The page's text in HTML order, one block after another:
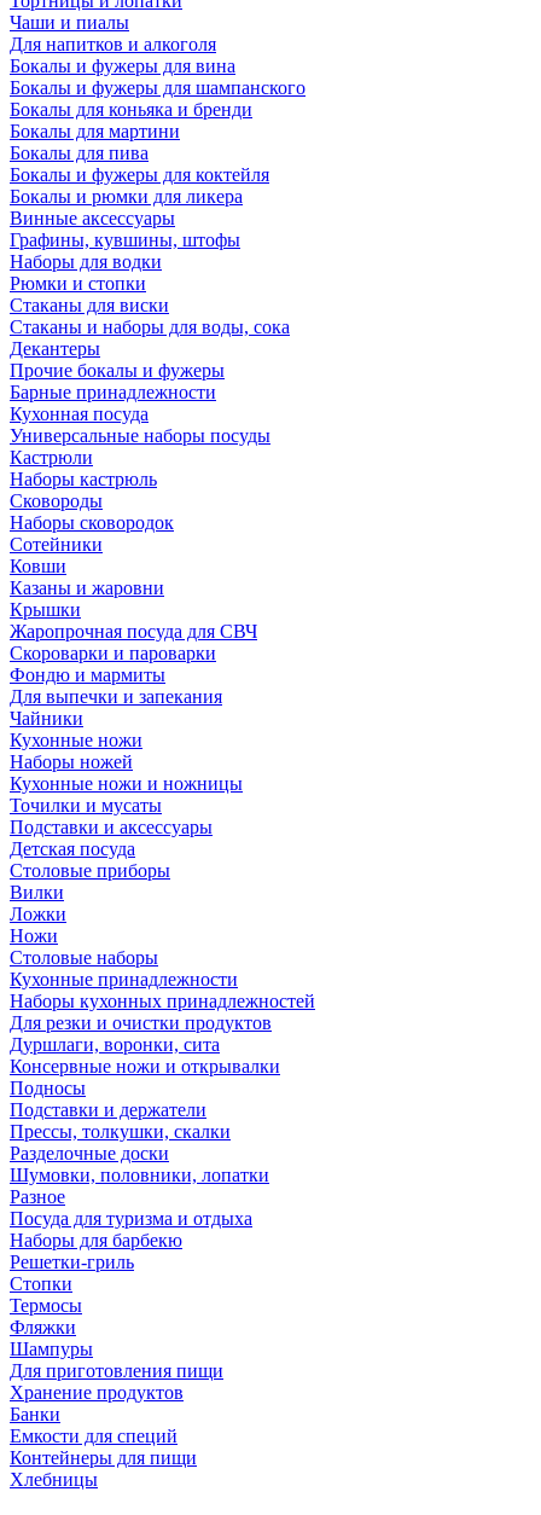
Чаши и пиалы
Для напитков и алкоголя
Бокалы и фужеры для вина
Бокалы и фужеры для шампанского
Бокалы для коньяка и бренди
Бокалы для мартини
Бокалы для пива
Бокалы и фужеры для коктейля
Бокалы и рюмки для ликера
Винные аксессуары
Графины, кувшины, штофы
Наборы для водки
Рюмки и стопки
Стаканы для виски
Стаканы и наборы для воды, сока
Декантеры
Прочие бокалы и фужеры
Барные принадлежности
Кухонная посуда
Универсальные наборы посуды
Кастрюли
Наборы кастрюль
Сковороды
Наборы сковородок
Сотейники
Ковши
Казаны и жаровни
Крышки
Жаропрочная посуда для СВЧ
Скороварки и пароварки
Фондю и мармиты
Для выпечки и запекания
Чайники
Кухонные ножи
Наборы ножей
Кухонные ножи и ножницы
Точилки и мусаты
Подставки и аксессуары
Детская посуда
Столовые приборы
Вилки
Ложки
Ножи
Столовые наборы
Кухонные принадлежности
Наборы кухонных принадлежностей
Для резки и очистки продуктов
Дуршлаги, воронки, сита
Консервные ножи и открывалки
Подносы
Подставки и держатели
Прессы, толкушки, скалки
Разделочные доски
Шумовки, половники, лопатки
Разное
Посуда для туризма и отдыха
Наборы для барбекю
Решетки-гриль
Стопки
Термосы
Фляжки
Шампуры
Для приготовления пищи
Хранение продуктов
Банки
Емкости для специй
Контейнеры для пищи
Хлебницы